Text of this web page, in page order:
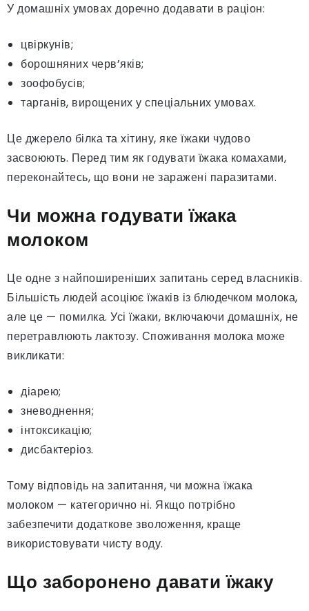
У домашніх умовах доречно додавати в раціон:
цвіркунів;
борошняних черв’яків;
зоофобусів;
тарганів, вирощених у спеціальних умовах.
Це джерело білка та хітину, яке їжаки чудово
засвоюють. Перед тим як годувати їжака комахами,
переконайтесь, що вони не заражені паразитами.
Чи можна годувати їжака
молоком
Це одне з найпоширеніших запитань серед власників.
Більшість людей асоціює їжаків із блюдечком молока,
але це — помилка. Усі їжаки, включаючи домашніх, не
перетравлюють лактозу. Споживання молока може
викликати:
діарею;
зневоднення;
інтоксикацію;
дисбактеріоз.
Тому відповідь на запитання, чи можна їжака
молоком — категорично ні. Якщо потрібно
забезпечити додаткове зволоження, краще
використовувати чисту воду.
Що заборонено давати їжаку